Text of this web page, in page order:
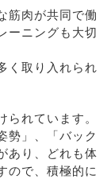
筋肉が共同で働
ーニングも大切
く取り入れられ
れています。
勢」、「バック
あり、どれも体
ので、積極的に